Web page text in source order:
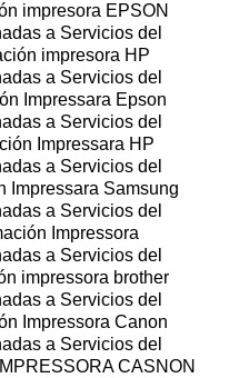
impresora EPSON
a Servicios del
impresora HP
a Servicios del
Impressara Epson
a Servicios del
Impressara HP
a Servicios del
Impressara Samsung
a Servicios del
Impressora
a Servicios del
impressora brother
a Servicios del
Impressora Canon
a Servicios del
CASNON